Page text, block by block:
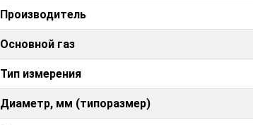
Производитель
Основной газ
Тип измерения
Диаметр, мм (типоразмер)